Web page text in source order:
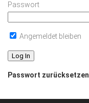
Passwort
Angemeldet bleiben
Passwort zurücksetzen